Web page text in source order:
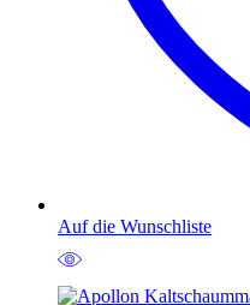
Auf die Wunschliste